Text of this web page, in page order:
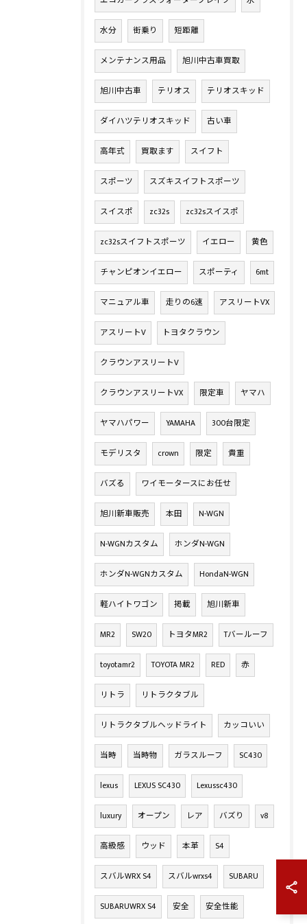
水分 街乗り 短距離
メンテナンス用品 旭川中古車買取
旭川中古車 テリオス テリオスキッド
ダイハツテリオスキッド 古い車
高年式 買取ます スイフト
スポーツ スズキスイフトスポーツ
スイスポ zc32s zc32sスイスポ
zc32sスイフトスポーツ イエロー 黄色
チャンピオンイエロー スポーティ 6mt
マニュアル車 走りの6速 アスリートVX
アスリートV トヨタクラウン
クラウンアスリートV
クラウンアスリートVX 限定車 ヤマハ
ヤマハパワー YAMAHA 300台限定
モデリスタ crown 限定 貴重
バズる ワイモータースにお任せ
旭川新車販売 本田 N-WGN
N-WGNカスタム ホンダN-WGN
ホンダN-WGNカスタム HondaN-WGN
軽ハイトワゴン 掲載 旭川新車
MR2 SW20 トヨタMR2 Tバールーフ
toyotamr2 TOYOTA MR2 RED 赤
リトラ リトラクタブル
リトラクタブルヘッドライト カッコいい
当時 当時物 ガラスルーフ SC430
lexus LEXUS SC430 Lexussc430
luxury オープン レア バズり v8
高級感 ウッド 本革 S4
スバルWRX S4 スバルwrxs4 SUBARU
SUBARUWRX S4 安全 安全性能